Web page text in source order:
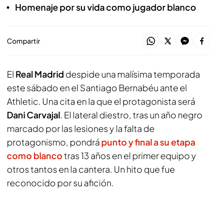
Homenaje por su vida como jugador blanco
Compartir
El Real Madrid despide una malísima temporada
este sábado en el Santiago Bernabéu ante el
Athletic. Una cita en la que el protagonista será
Dani Carvajal. El lateral diestro, tras un año negro
marcado por las lesiones y la falta de
protagonismo, pondrá punto y final a su etapa
como blancotras 13 años en el primer equipo y
otros tantos en la cantera. Un hito que fue
reconocido por su afición.